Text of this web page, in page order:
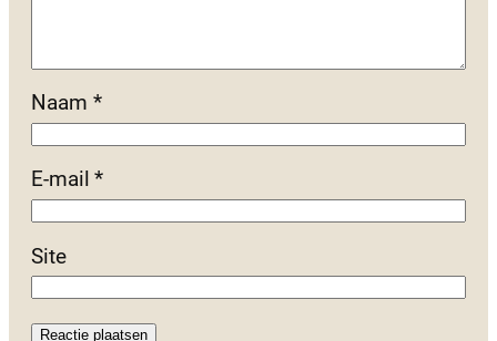
Naam *
E-mail*
Site